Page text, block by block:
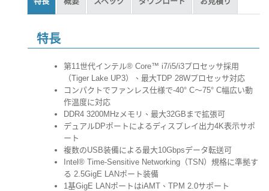
特長
第11世代インテル® Core™ i7/i5/i3プロセッサ採用
（Tiger Lake UP3）、最大TDP 28Wプロセッサ対応
コンパクトでファンレス仕様で-40° C～75° C幅広い動
作温度に対応
DDR4 3200MHzメモリ、最大32GBまで拡張可
デュアルDPポートによるディスプレイ出力4K表示サポ
ート
複数のUSB装備による最大10Gbpsデータ転送可
Intel® Time-Sensitive Networking（TSN）規格に準拠す
る 2.5GigE LANポート装備
1基GigE LANポートはiAMT、TPM 2.0サポート